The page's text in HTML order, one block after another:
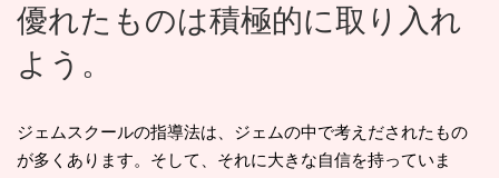
優れたものは積極的に取り入れ
よう。
ジェムスクールの指導法は、ジェムの中で考えだされたもの
が多くあります。そして、それに大きな自信を持っていま